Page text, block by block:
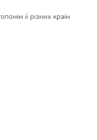
ії різних країн